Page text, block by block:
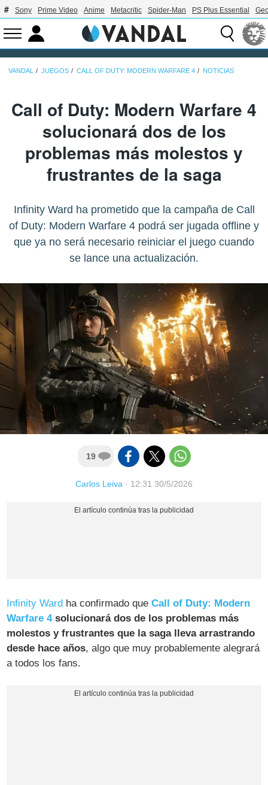
Sony Prime Video Anime Metacritic Spider-Man PS Plus Essential
VANDAL JUEGOS CALL OF DUTY: MODERN WARFARE 4 NOTICIAS
Call of Duty: Modern Warfare 4
solucionará dos de los
problemas más molestos y
frustrantes de la saga
Infinity Ward ha prometido que la campaña de Call
of Duty: Modern Warfare 4 podrá ser jugada offline y
que ya no será necesario reiniciar el juego cuando
se lance una actualización.
19
Carlos Leiva · 12:31 30/5/2026
Infinity Ward ha confirmado queCall of Duty: Modern
Warfare 4 solucionará dos de los problemas más
molestos y frustrantes que la saga lleva arrastrando
desde hace años, algo que muy probablemente alegrará
a todos los fans.